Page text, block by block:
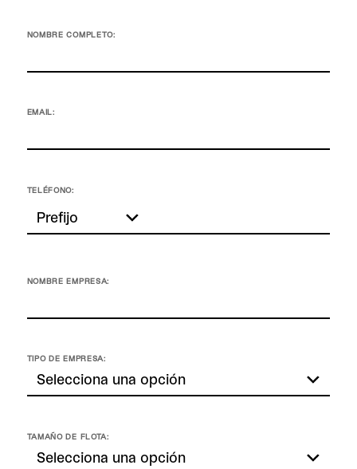
NOMBRE COMPLETO:
EMAIL:
TELÉFONO:
NOMBRE EMPRESA:
TIPO DE EMPRESA:
TAMAÑO DE FLOTA: